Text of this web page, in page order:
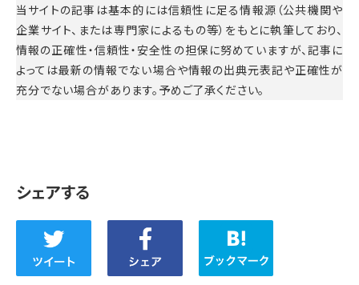
当サイトの記事は基本的には信頼性に足る情報源（公共機関や
企業サイト、または専門家によるもの等）をもとに執筆しており、
情報の正確性・信頼性・安全性の担保に努めていますが、記事に
よっては最新の情報でない場合や情報の出典元表記や正確性が
充分でない場合があります。予めご了承ください。
シェアする